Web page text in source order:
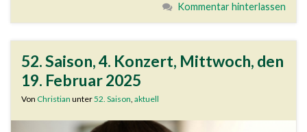
Kommentar hinterlassen
52. Saison, 4. Konzert, Mittwoch, den
19. Februar 2025
Von Christian unter52. Saison, aktuell